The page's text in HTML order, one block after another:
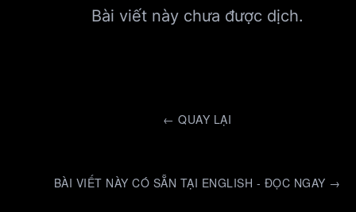
Bài viết này chưa được dịch.
← QUAY LẠI
BÀI VIẾT NÀY CÓ SẴN TẠI ENGLISH - ĐỌC NGAY →